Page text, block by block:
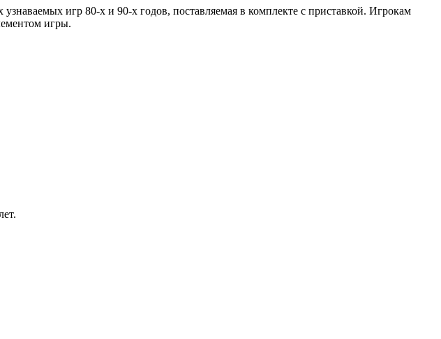
игр 80-х и 90-х годов, поставляемая в комплекте с приставкой. Игрокам
игры.